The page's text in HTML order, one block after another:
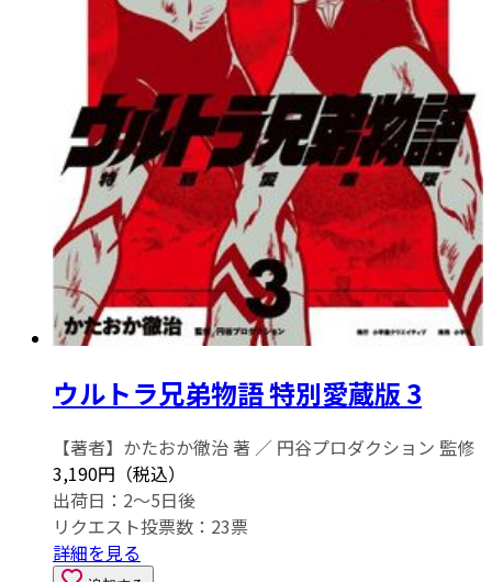
ウルトラ兄弟物語 特別愛蔵版 3
【著者】かたおか徹治 著 ／ 円谷プロダクション 監修
3,190円（税込）
出荷日：2～5日後
リクエスト投票数： 23票
詳細を見る